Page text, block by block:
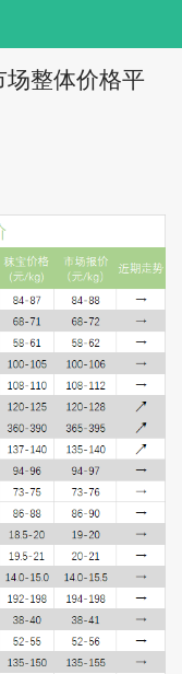
场整体价格平